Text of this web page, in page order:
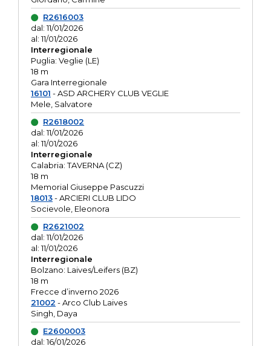
R2616003
dal: 11/01/2026
al: 11/01/2026
Interregionale
Puglia: Veglie (LE)
18 m
Gara Interregionale
16101 - ASD ARCHERY CLUB VEGLIE
Mele, Salvatore
R2618002
dal: 11/01/2026
al: 11/01/2026
Interregionale
Calabria: TAVERNA (CZ)
18 m
Memorial Giuseppe Pascuzzi
18013- ARCIERI CLUB LIDO
Socievole, Eleonora
R2621002
dal: 11/01/2026
al: 11/01/2026
Interregionale
Bolzano: Laives/Leifers (BZ)
18 m
Frecce d’inverno 2026
21002 - Arco Club Laives
Singh, Daya
E2600003
dal: 16/01/2026